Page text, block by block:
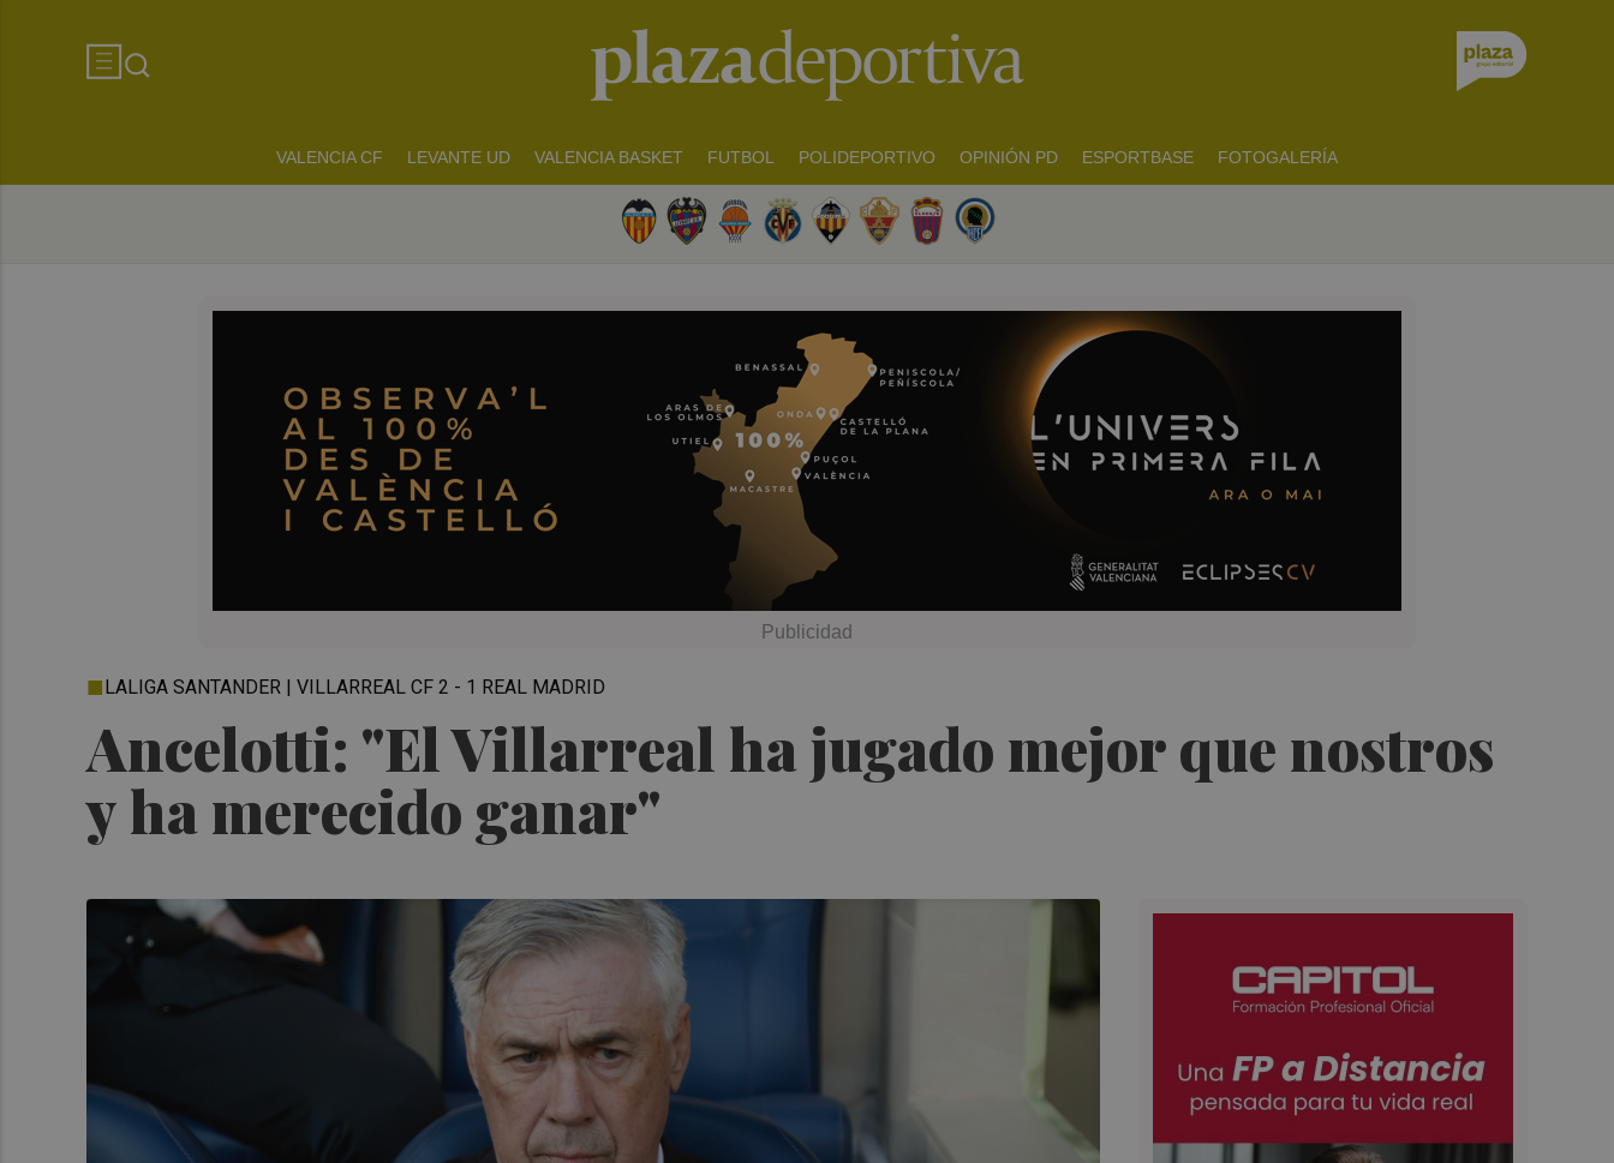
VALENCIA CF LEVANTE UD VALENCIA BASKET FUTBOL POLIDEPORTIVO OPINIÓN PD ESPORTBASE FOTOGALERÍA
Ancelotti: "El Villarreal ha jugado mejor que nostros
y ha merecido ganar"
LALIGA SANTANDER | VILLARREAL CF 2 - 1 REAL MADRID